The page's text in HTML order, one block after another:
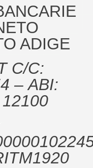
ADIGE
C/C:
– ABI: